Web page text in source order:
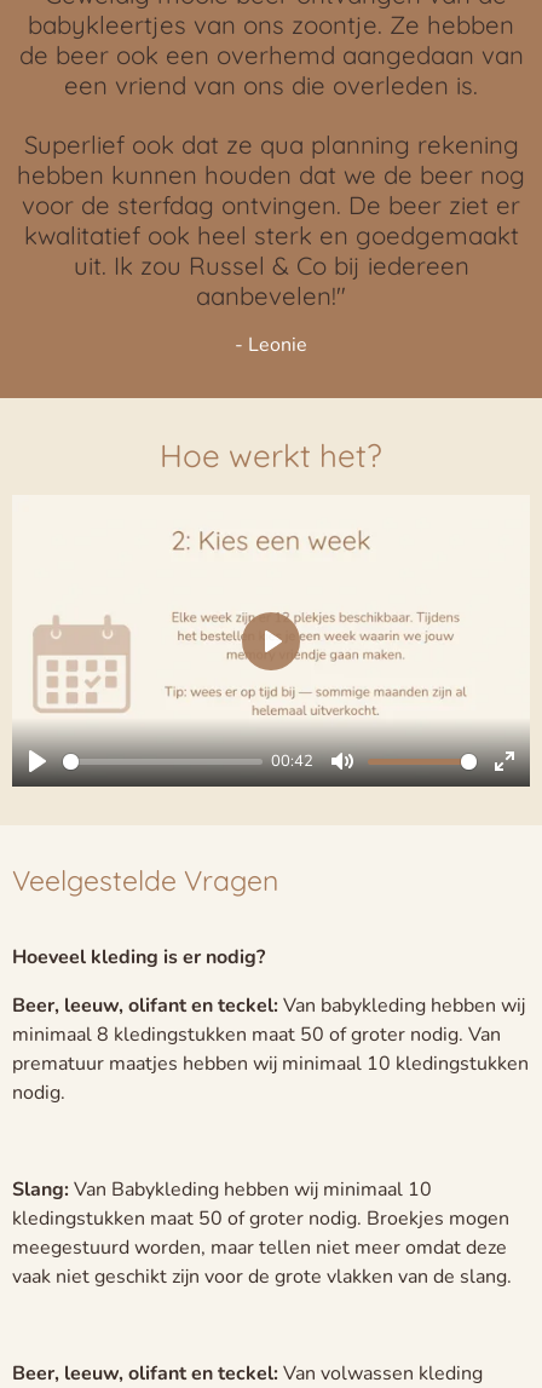
babykleertjes van ons zoontje. Ze hebben
de beer ook een overhemd aangedaan van
een vriend van ons die overleden is.
Superlief ook dat ze qua planning rekening
hebben kunnen houden dat we de beer nog
voor de sterfdag ontvingen. De beer ziet er
kwalitatief ook heel sterk en goedgemaakt
uit. Ik zou Russel & Co bij iedereen
aanbevelen!"
- Leonie
Hoe werkt het?
P
y
00:42
M
E
l
e
n
P
l
a
y
Veelgestelde Vragen
Hoeveel kleding is er nodig?
Beer, leeuw, olifant en teckel:Van babykleding hebben wij
minimaal 8 kledingstukken maat 50 of groter nodig. Van
prematuur maatjes hebben wij minimaal 10 kledingstukken
nodig.
Slang:Van Babykleding hebben wij minimaal 10
kledingstukken maat 50 of groter nodig. Broekjes mogen
meegestuurd worden, maar tellen niet meer omdat deze
vaak niet geschikt zijn voor de grote vlakken van de slang.
Beer, leeuw, olifant en teckel:Van volwassen kleding